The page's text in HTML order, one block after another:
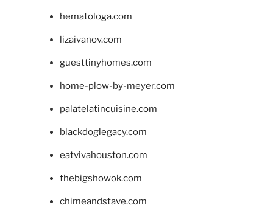
hematologa.com
lizaivanov.com
guesttinyhomes.com
home-plow-by-meyer.com
palatelatincuisine.com
blackdoglegacy.com
eatvivahouston.com
thebigshowok.com
chimeandstave.com